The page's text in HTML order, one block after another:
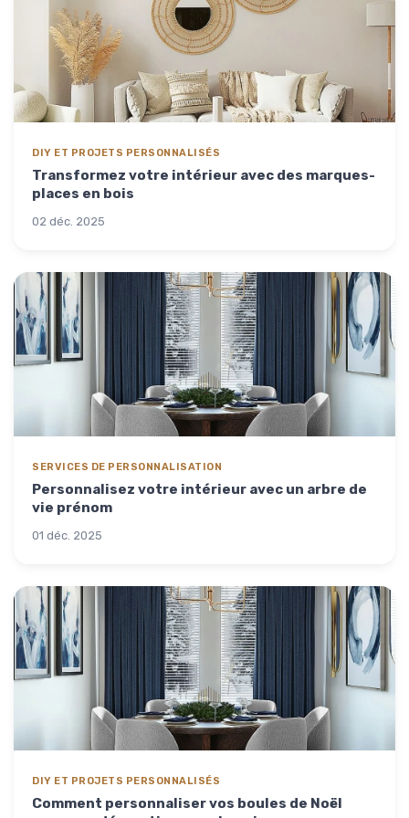
DIY ET PROJETS PERSONNALISÉS
Transformez votre intérieur avec des marques-
places en bois
02 déc. 2025
SERVICES DE PERSONNALISATION
Personnalisez votre intérieur avec un arbre de
vie prénom
01 déc. 2025
DIY ET PROJETS PERSONNALISÉS
Comment personnaliser vos boules de Noël